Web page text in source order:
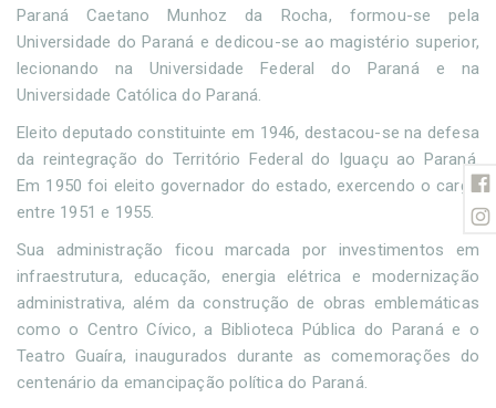
Paraná Caetano Munhoz da Rocha, formou-se pela
Universidade do Paraná e dedicou-se ao magistério superior,
lecionando na Universidade Federal do Paraná e na
Universidade Católica do Paraná.
Eleito deputado constituinte em 1946, destacou-se na defesa
da reintegração do Território Federal do Iguaçu ao Paraná.
Em 1950 foi eleito governador do estado, exercendo o cargo
entre 1951 e 1955.
Sua administração ficou marcada por investimentos em
infraestrutura, educação, energia elétrica e modernização
administrativa, além da construção de obras emblemáticas
como o Centro Cívico, a Biblioteca Pública do Paraná e o
Teatro Guaíra, inaugurados durante as comemorações do
centenário da emancipação política do Paraná.